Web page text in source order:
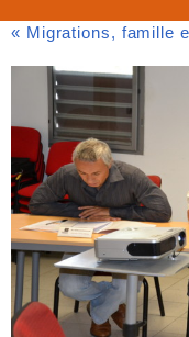
« Migrations, famille